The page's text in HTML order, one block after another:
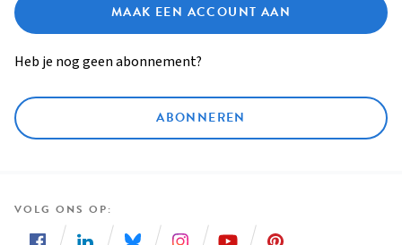
MAAK EEN ACCOUNT AAN
Heb je nog geen abonnement?
ABONNEREN
VOLG ONS OP